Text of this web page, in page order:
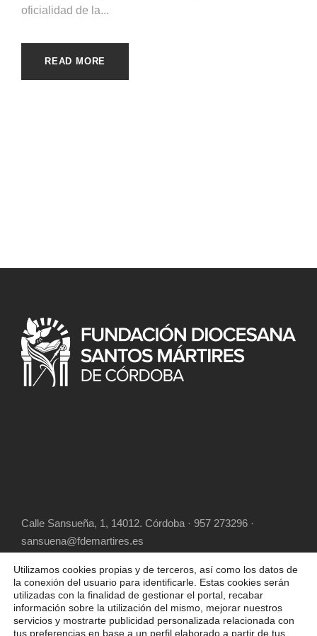
oficialidad de la...
READ MORE
Calle Sansueña, 1, 14012. Córdoba · 957 273296 ·
sansuena@fdemartires.es
Utilizamos cookies propias y de terceros, así como los datos de
la conexión del usuario para identificarle. Estas cookies serán
utilizadas con la finalidad de gestionar el portal, recabar
información sobre la utilización del mismo, mejorar nuestros
servicios y mostrarte publicidad personalizada relacionada con
tus preferencias en base a un perfil elaborado a partir de tus